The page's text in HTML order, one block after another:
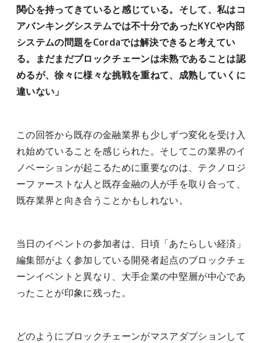
関心を持ってきていると感じている。そして、私はコ
アバンキングシステムでは不十分であったKYCや内部
システムの問題をCordaでは解決できると考えてい
る。まだまだブロックチェーンは未熟であることは認
めるが、徐々に様々な挑戦を重ねて、成熟していくに
違いない」
この回答から既存の金融業界も少しずつ変化を受け入
れ始めていることを感じられた。そしてこの業界のイ
ノベーションが起こるために重要なのは、テクノロジ
ーファーストな人と既存金融の人が手を取り合って、
既存業界と向き合うことかもしれない。
当日のイベントの参加者は、日頃「あたらしい経済」
編集部がよく参加している開発者起点のブロックチェ
ーンイベントと異なり、大手企業の中堅層が中心であ
ったことが印象に残った。
どのようにブロックチェーンがマスアダプションして